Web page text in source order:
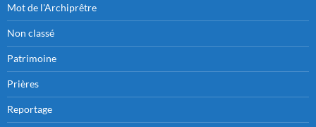
Mot de l'Archiprêtre
Non classé
Patrimoine
Prières
Reportage